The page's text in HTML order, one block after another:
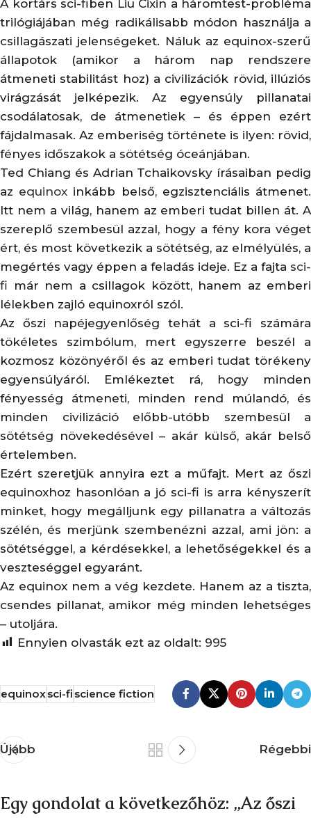
A kortárs sci-fiben Liu Cixin a háromtest-probléma
trilógiájában még radikálisabb módon használja a
csillagászati jelenségeket. Náluk az equinox-szerű
állapotok (amikor a három nap rendszere
átmeneti stabilitást hoz) a civilizációk rövid, illúziós
virágzását jelképezik. Az egyensúly pillanatai
csodálatosak, de átmenetiek – és éppen ezért
fájdalmasak. Az emberiség története is ilyen: rövid,
fényes időszakok a sötétség óceánjában.
Ted Chiang és Adrian Tchaikovsky írásaiban pedig
az equinox inkább belső, egzisztenciális átmenet.
Itt nem a világ, hanem az emberi tudat billen át. A
szereplő szembesül azzal, hogy a fény kora véget
ért, és most következik a sötétség, az elmélyülés, a
megértés vagy éppen a feladás ideje. Ez a fajta sci-
fi már nem a csillagok között, hanem az emberi
lélekben zajló equinoxról szól.
Az őszi napéjegyenlőség tehát a sci-fi számára
tökéletes szimbólum, mert egyszerre beszél a
kozmosz közönyéről és az emberi tudat törékeny
egyensúlyáról. Emlékeztet rá, hogy minden
fényesség átmeneti, minden rend múlandó, és
minden civilizáció előbb-utóbb szembesül a
sötétség növekedésével – akár külső, akár belső
értelemben.
Ezért szeretjük annyira ezt a műfajt. Mert az őszi
equinoxhoz hasonlóan a jó sci-fi is arra kényszerít
minket, hogy megálljunk egy pillanatra a változás
szélén, és merjünk szembenézni azzal, ami jön: a
sötétséggel, a kérdésekkel, a lehetőségekkel és a
veszteséggel egyaránt.
Az equinox nem a vég kezdete. Hanem az a tiszta,
csendes pillanat, amikor még minden lehetséges
– utoljára.
Ennyien olvasták ezt az oldalt: 995
equinoxsci-fiscience fiction
Újabb Régebbi
Egy gondolat a következőhöz: „Az őszi